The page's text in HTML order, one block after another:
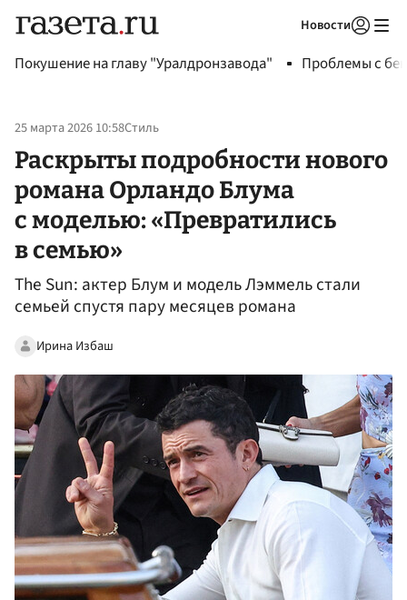
Новости
Покушение на главу "Уралдронзавода" Проблемы с
25 марта 2026 10:58Стиль
Раскрыты подробности нового
романа Орландо Блума
с моделью: «Превратились
в семью»
The Sun: актер Блум и модель Лэммель стали
семьей спустя пару месяцев романа
Ирина Избаш